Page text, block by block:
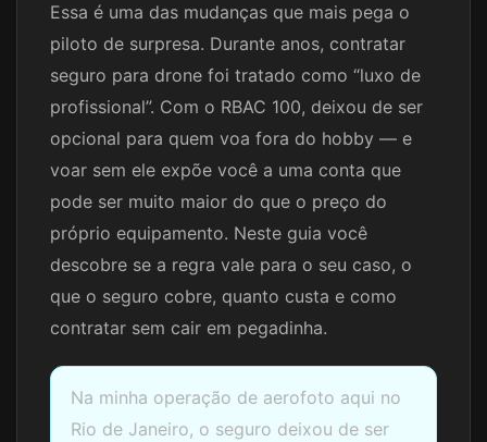
Essa é uma das mudanças que mais pega o
piloto de surpresa. Durante anos, contratar
seguro para drone foi tratado como “luxo de
profissional”. Com o RBAC 100, deixou de ser
opcional para quem voa fora do hobby — e
voar sem ele expõe você a uma conta que
pode ser muito maior do que o preço do
próprio equipamento. Neste guia você
descobre se a regra vale para o seu caso, o
que o seguro cobre, quanto custa e como
contratar sem cair em pegadinha.
Na minha operação de aerofoto aqui no
Rio de Janeiro, o seguro deixou de ser